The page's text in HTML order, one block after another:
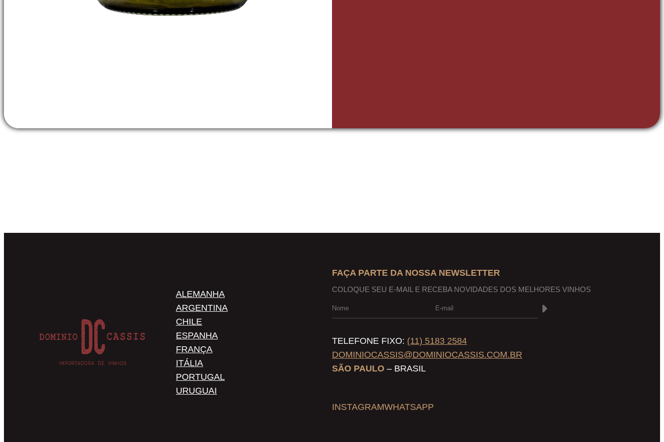
ALEMANHA
ARGENTINA
CHILE
ESPANHA
FRANÇA
ITÁLIA
PORTUGAL
URUGUAI
FAÇA PARTE DA NOSSA NEWSLETTER
COLOQUE SEU E-MAIL E RECEBA NOVIDADES DOS MELHORES VINHOS
TELEFONE FIXO: (11) 5183 2584
DOMINIOCASSIS@DOMINIOCASSIS.COM.BR
SÃO PAULO – BRASIL
INSTAGRAMWHATSAPP